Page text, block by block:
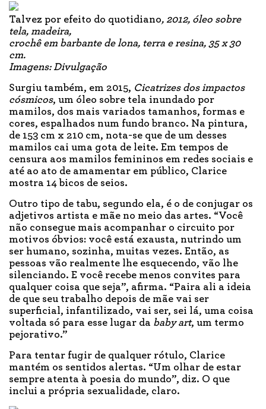
Talvez por efeito do quotidiano, 2012, óleo sobre
tela, madeira,
crochê em barbante de lona, terra e resina, 35 x 30
cm.
Imagens: Divulgação
Surgiu também, em 2015, Cicatrizes dos impactos
cósmicos, um óleo sobre tela inundado por
mamilos, dos mais variados tamanhos, formas e
cores, espalhados num fundo branco. Na pintura,
de 153 cm x 210 cm, nota-se que de um desses
mamilos cai uma gota de leite. Em tempos de
censura aos mamilos femininos em redes sociais e
até ao ato de amamentar em público, Clarice
mostra 14 bicos de seios.
Outro tipo de tabu, segundo ela, é o de conjugar os
adjetivos artista e mãe no meio das artes. “Você
não consegue mais acompanhar o circuito por
motivos óbvios: você está exausta, nutrindo um
ser humano, sozinha, muitas vezes. Então, as
pessoas vão realmente lhe esquecendo, vão lhe
silenciando. E você recebe menos convites para
qualquer coisa que seja”, afirma. “Paira ali a ideia
de que seu trabalho depois de mãe vai ser
superficial, infantilizado, vai ser, sei lá, uma coisa
voltada só para esse lugar da baby art, um termo
pejorativo.”
Para tentar fugir de qualquer rótulo, Clarice
mantém os sentidos alertas. “Um olhar de estar
sempre atenta à poesia do mundo”, diz. O que
inclui a própria sexualidade, claro.